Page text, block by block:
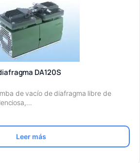
DA120S
de vacío de diafragma libre de
Leer más